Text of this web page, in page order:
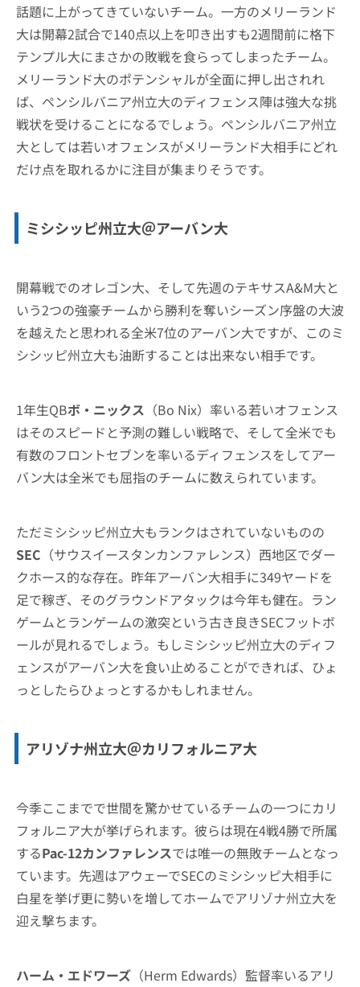
話題に上がってきていないチーム。一方のメリーランド
大は開幕2試合で140点以上を叩き出すも2週間前に格下
テンプル大にまさかの敗戦を食らってしまったチーム。
メリーランド大のポテンシャルが全面に押し出されれ
ば、ペンシルバニア州立大のディフェンス陣は強大な挑
戦状を受けることになるでしょう。ペンシルバニア州立
大としては若いオフェンスがメリーランド大相手にどれ
だけ点を取れるかに注目が集まりそうです。
ミシシッピ州立大＠アーバン大
開幕戦でのオレゴン大、そして先週のテキサスA&M大と
いう2つの強豪チームから勝利を奪いシーズン序盤の大波
を越えたと思われる全米7位のアーバン大ですが、このミ
シシッピ州立大も油断することは出来ない相手です。
1年生QBボ・ニックス （Bo Nix）率いる若いオフェンス
はそのスピードと予測の難しい戦略で、そして全米でも
有数のフロントセブンを率いるディフェンスをしてアー
バン大は全米でも屈指のチームに数えられています。
ただミシシッピ州立大もランクはされていないものの
SEC （サウスイースタンカンファレンス）西地区でダー
クホース的な存在。昨年アーバン大相手に349ヤードを
足で稼ぎ、そのグラウンドアタックは今年も健在。ラン
ゲームとランゲームの激突という古き良きSECフットボ
ールが見れるでしょう。もしミシシッピ州立大のディフ
ェンスがアーバン大を食い止めることができれば、ひょ
っとしたらひょっとするかもしれません。
アリゾナ州立大＠カリフォルニア大
今季ここまでで世間を驚かせているチームの一つにカリ
フォルニア大が挙げられます。彼らは現在4戦4勝で所属
するPac-12カンファレンスでは唯一の無敗チームとなっ
ています。先週はアウェーでSECのミシシッピ大相手に
白星を挙げ更に勢いを増してホームでアリゾナ州立大を
迎え撃ちます。
ハーム・エドワーズ （Herm Edwards）監督率いるアリ